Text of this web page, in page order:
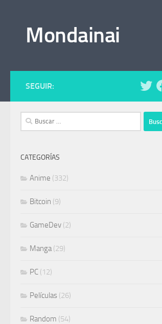
Mondainai
SEGUIR:
Buscar:
CATEGORÍAS
Anime (332)
Bitcoin (9)
GameDev (2)
Manga(29)
PC (12)
Películas (26)
Random (54)